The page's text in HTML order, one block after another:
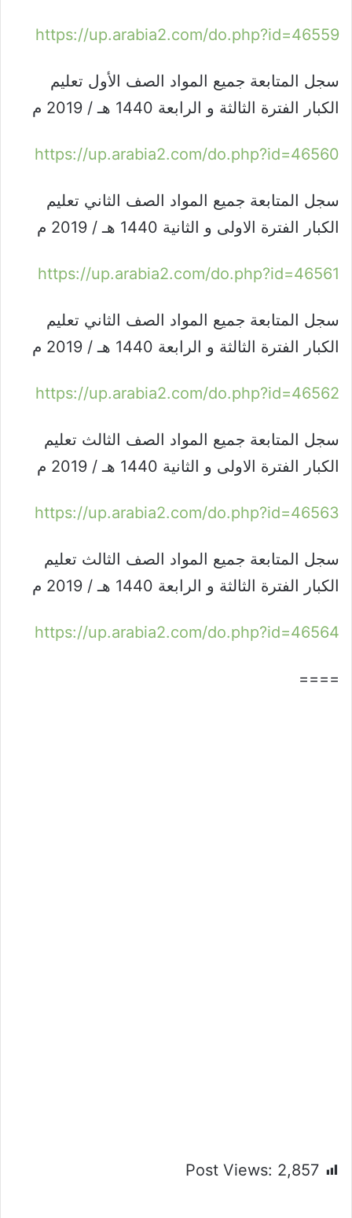
https://up.arabia2.com/do.php?id=46559
سجل المتابعة جميع المواد الصف الأول تعليم
الكبار الفترة الثالثة و الرابعة 1440 هـ / 2019 م
https://up.arabia2.com/do.php?id=46560
سجل المتابعة جميع المواد الصف الثاني تعليم
الكبار الفترة الاولى و الثانية 1440 هـ / 2019 م
https://up.arabia2.com/do.php?id=46561
سجل المتابعة جميع المواد الصف الثاني تعليم
الكبار الفترة الثالثة و الرابعة 1440 هـ / 2019 م
https://up.arabia2.com/do.php?id=46562
سجل المتابعة جميع المواد الصف الثالث تعليم
الكبار الفترة الاولى و الثانية 1440 هـ / 2019 م
https://up.arabia2.com/do.php?id=46563
سجل المتابعة جميع المواد الصف الثالث تعليم
الكبار الفترة الثالثة و الرابعة 1440 هـ / 2019 م
https://up.arabia2.com/do.php?id=46564
====
Post Views: 2,857